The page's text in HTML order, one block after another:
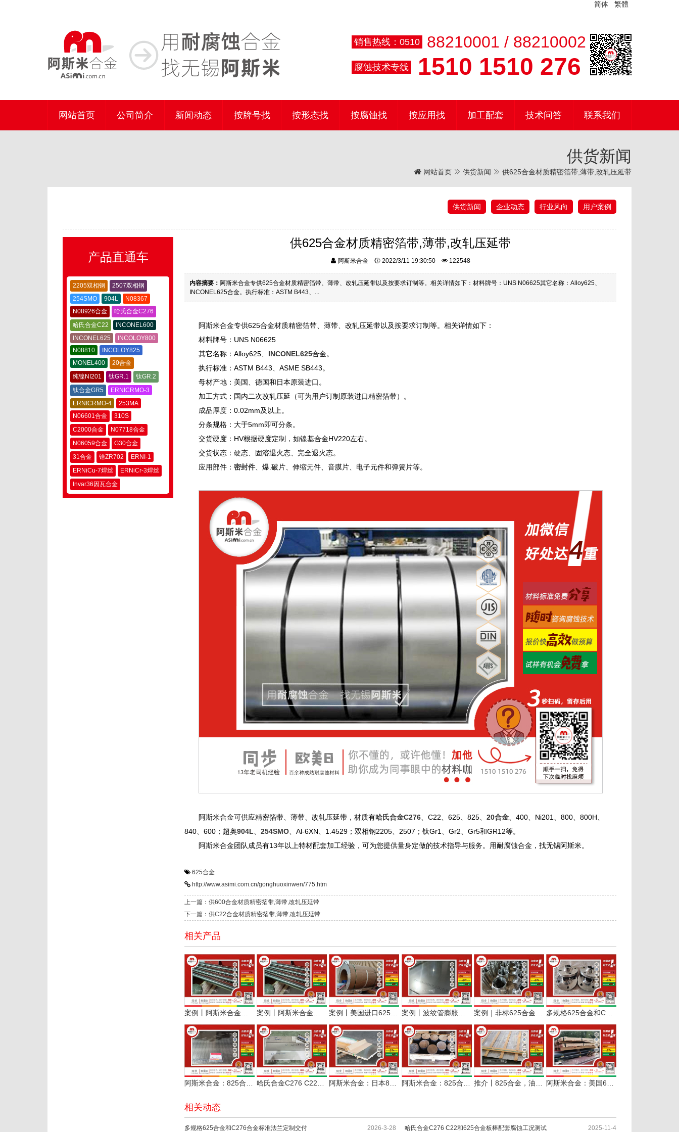
简体 繁體
销售热线：0510 88210001 / 88210002
腐蚀技术专线 1510 1510 276
网站首页 公司简介 新闻动态 按牌号找 按形态找 按腐蚀找 按应用找 加工配套 技术问答 联系我们
供货新闻
网站首页 供货新闻 供625合金材质精密箔带,薄带,改轧压延带
供货新闻 企业动态 行业风向 用户案例
产品直通车
2205双相钢
2507双相钢
254SMO
904L
N08367
N08926合金
哈氏合金C276
哈氏合金C22
INCONEL600
INCONEL625
INCOLOY800
N08810
INCOLOY825
MONEL400
20合金
纯镍NI201
钛GR.1
钛GR.2
钛合金GR5
ERNICRMO-3
ERNICRMO-4
253MA
N06601合金
310S
C2000合金
N07718合金
N06059合金
G30合金
31合金
锆ZR702
ERNI-1
ERNiCu-7焊丝
ERNiCr-3焊丝
Invar36因瓦合金
供625合金材质精密箔带,薄带,改轧压延带
阿斯米合金 2022/3/11 19:30:50 122548
内容摘要： 阿斯米合金专供625合金材质精密箔带、薄带、改轧压延带以及按要求订制等。相关详情如下：材料牌号：UNS N06625其它名称：Alloy625、
INCONEL625合金。执行标准：ASTM B443、...
阿斯米合金专供625合金材质精密箔带、薄带、改轧压延带以及按要求订制等。相关详情如下：
材料牌号：UNS N06625
其它名称：Alloy625、 INCONEL625合金。
执行标准：ASTM B443、ASME SB443。
母材产地：美国、德国和日本原装进口。
加工方式：国内二次改轧压延（可为用户订制原装进口精密箔带）。
成品厚度：0.02mm及以上。
分条规格：大于5mm即可分条。
交货硬度：HV根据硬度定制，如镍基合金HV220左右。
交货状态：硬态、固溶退火态、完全退火态。
应用部件：密封件 、爆.破片、伸缩元件、音膜片、电子元件和弹簧片等。
阿斯米合金可供应精密箔带、薄带、改轧压延带，材质有哈氏合金C276 、C22、625、825、20合金 、400、Ni201、800、800H、
840、600；超奥904L 、254SMO 、Al-6XN、1.4529；双相钢2205、2507；钛Gr1、Gr2、Gr5和GR12等。
阿斯米合金团队成员有13年以上特材配套加工经验，可为您提供量身定做的技术指导与服务。用耐腐蚀合金，找无锡阿斯米。
625合金
http://www.asimi.com.cn/gonghuoxinwen/775.htm
上一篇：供600合金材质精密箔带,薄带,改轧压延带
下一篇：供C22合金材质精密箔带,薄带,改轧压延带
相关产品
案例丨波纹管膨胀节用2mm厚825合金卷板定长开平 多规格625合金和C276合金标准法兰定制交付
相关动态
多规格625合金和C276合金标准法兰定制交付 2026-3-28 哈氏合金C276 C22和625合金板棒配套腐蚀工况测试 2025-11-4